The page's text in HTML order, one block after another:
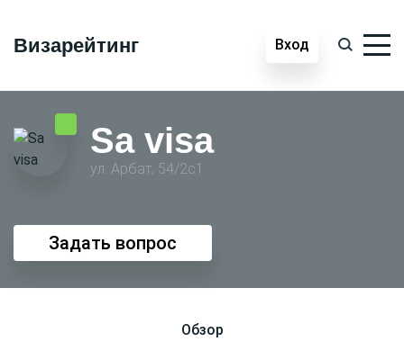
Визарейтинг Вход
Sa visa
ул. Арбат, 54/2с1
Задать вопрос
Обзор